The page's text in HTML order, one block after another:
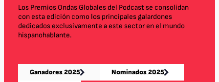
Los Premios Ondas Globales del Podcast se consolidan
con esta edición como los principales galardones
dedicados exclusivamente a este sector en el mundo
hispanohablante.
Ganadores 2025
Nominados 2025